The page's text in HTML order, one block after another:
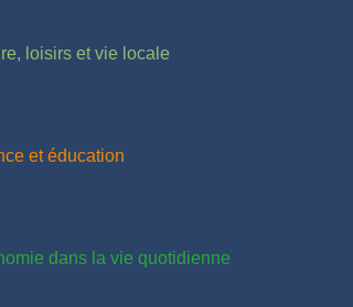
loisirs et vie locale
et éducation
dans la vie quotidienne